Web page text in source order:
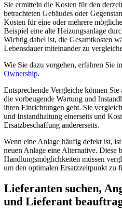
Sie ermitteln die Kosten für den
betrachteten Gebäudes oder
Kosten für eine oder mehrere
Beispiel eine alte Heizungsanlage
Wichtig dabei ist, die Gesamtkosten
Lebensdauer miteinander zu
Wie Sie dazu vorgehen, erfahren Sie
Ownership.
Entsprechende Vergleiche können
die vorbeugende Wartung und
ihren Einrichtungen geht. Sie
und Instandhaltung einerseits und
Ersatzbeschaffung andererseits.
Wenn eine Anlage häufig defekt ist,
neuen Anlage eine Alternative. Diese
Handlungsmöglichkeiten müssen
um den optimalen Ersatzzeitpunkt zu
Lieferanten suchen,
und Lieferant